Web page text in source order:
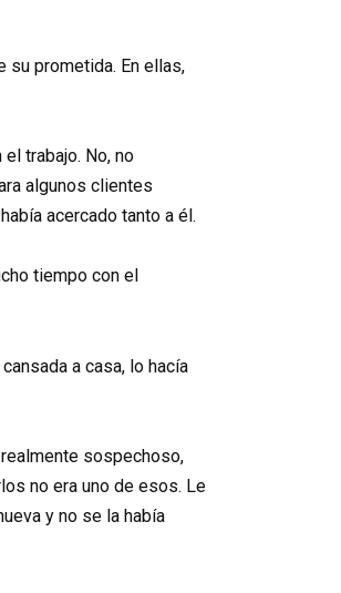
su prometida. En ellas,
trabajo. No, no
algunos clientes
acercado tanto a él.
tiempo con el
a casa, lo hacía
sospechoso,
no era uno de esos. Le
y no se la había